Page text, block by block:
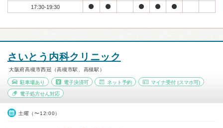
17:30-19:30
さいとう内科クリニック
大阪府高槻市西冠（高槻市駅、高槻駅）
駐車場あり 電子決済可 ネット予約 マイナ受付 (スマホ可)
電子処方せん対応
土曜（〜12:00）